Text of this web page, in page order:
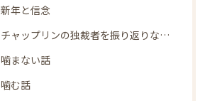
新年と信念
チャップリンの独裁者を振り返りながら
噛まない話
噛む話